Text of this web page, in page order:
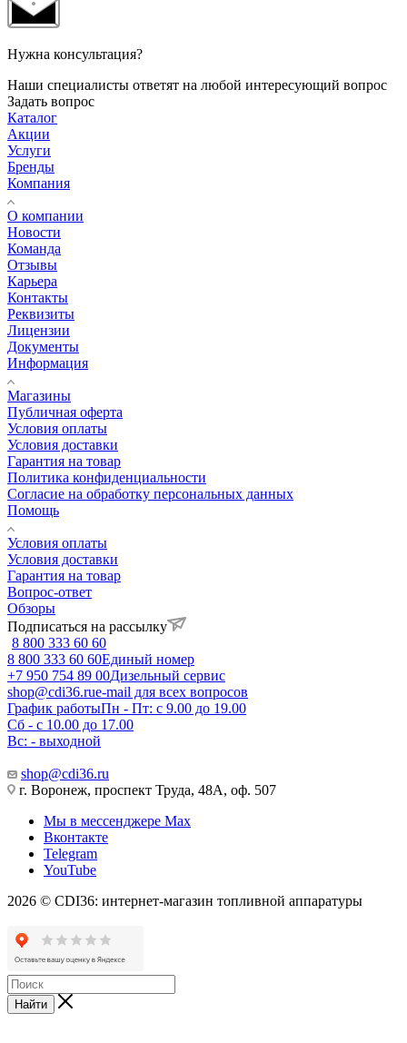
Нужна консультация?
Наши специалисты ответят на любой интересующий вопрос
Задать вопрос
Каталог
Акции
Услуги
Бренды
Компания
О компании
Новости
Команда
Отзывы
Карьера
Контакты
Реквизиты
Лицензии
Документы
Информация
Магазины
Публичная оферта
Условия оплаты
Условия доставки
Гарантия на товар
Политика конфиденциальности
Согласие на обработку персональных данных
Помощь
Условия оплаты
Условия доставки
Гарантия на товар
Вопрос-ответ
Обзоры
Подписаться на рассылку
8 800 333 60 60
8 800 333 60 60Единый номер
+7 950 754 89 00Дизельный сервис
shop@cdi36.rue-mail для всех вопросов
График работыПн - Пт: с 9.00 до 19.00
Сб - с 10.00 до 17.00
Вс: - выходной
shop@cdi36.ru
г. Воронеж, проспект Труда, 48А, оф. 507
Мы в мессенджере Max
Вконтакте
Telegram
YouTube
2026 © CDI36: интернет-магазин топливной аппаратуры
Найти